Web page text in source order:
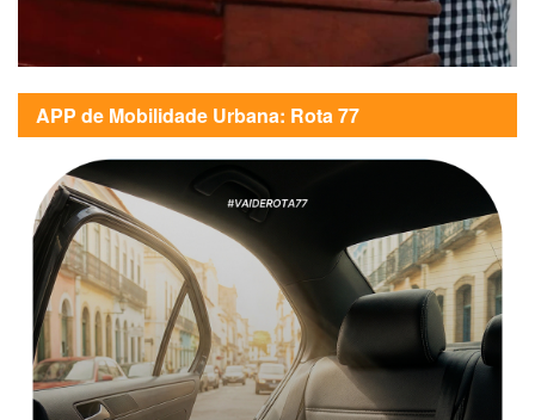
APP de Mobilidade Urbana: Rota 77